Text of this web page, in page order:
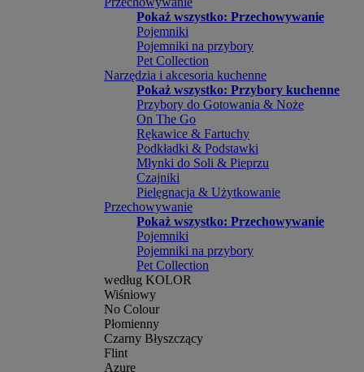
Pokaż wszystko: Przechowywanie
Pojemniki
Pojemniki na przybory
Pet Collection
Narzędzia i akcesoria kuchenne
Pokaż wszystko: Przybory kuchenne
Przybory do Gotowania & Noże
On The Go
Rękawice & Fartuchy
Podkładki & Podstawki
Młynki do Soli & Pieprzu
Czajniki
Pielęgnacja & Użytkowanie
Przechowywanie
Pokaż wszystko: Przechowywanie
Pojemniki
Pojemniki na przybory
Pet Collection
według KOLOR
Wiśniowy
No Colour
Płomienny
Czarny Błyszczący
Flint
Azure